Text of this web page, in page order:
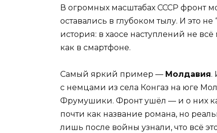
В огромных масштабах СССР фронт
оставались в глубоком тылу. И это
история: в хаосе наступлений не
как в смартфоне.
Самый яркий пример — Молдавия.
с немцами из села Конгаз на юге
Фрумушики. Фронт ушёл — и о них
почти как название романа, но
лишь после войны узнали, что всё